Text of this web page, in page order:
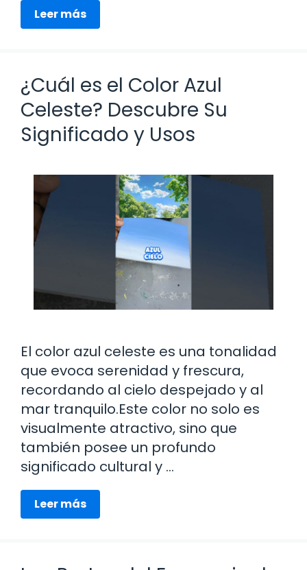
Leer más
¿Cuál es el Color Azul
Celeste? Descubre Su
Significado y Usos
El color azul celeste es una tonalidad
que evoca serenidad y frescura,
recordando al cielo despejado y al
mar tranquilo.Este color no solo es
visualmente atractivo, sino que
también posee un profundo
significado cultural y …
Leer más